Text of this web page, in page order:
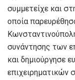
συμμετείχε και
οποία
συνάντησης των
και δημιούργησε
επιχειρηματικών